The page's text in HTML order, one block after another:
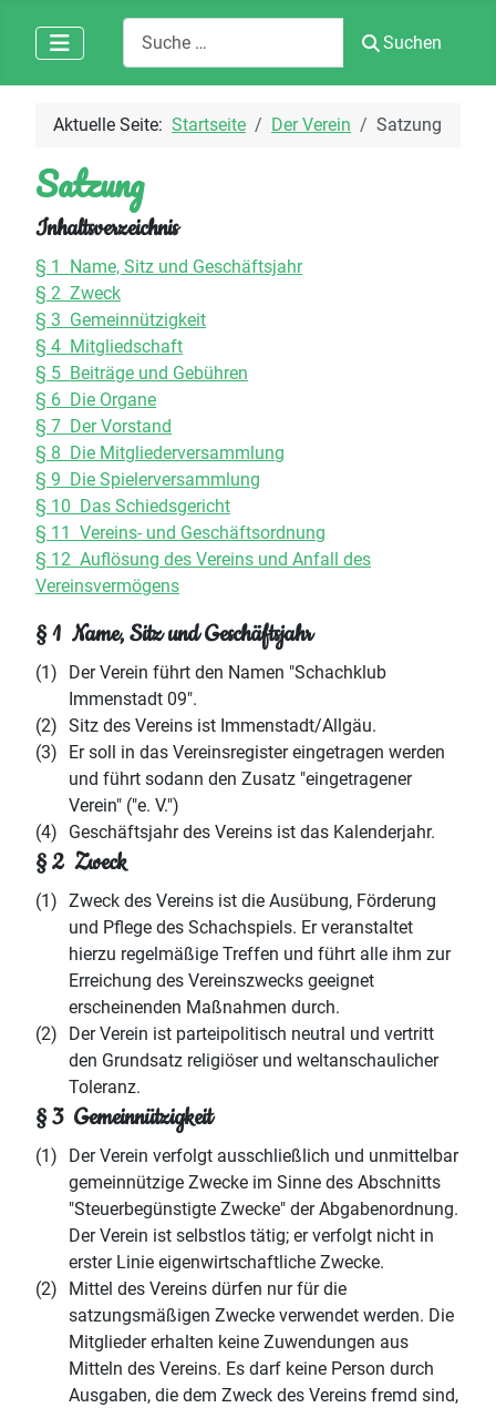
Suchen
Suchen
Aktuelle Seite: Startseite Der Verein Satzung
Satzung
Inhaltsverzeichnis
§ 1 Name, Sitz und Geschäftsjahr
§ 2 Zweck
§ 3 Gemeinnützigkeit
§ 4 Mitgliedschaft
§ 5 Beiträge und Gebühren
§ 6 Die Organe
§ 7 Der Vorstand
§ 8 Die Mitgliederversammlung
§ 9 Die Spielerversammlung
§ 10 Das Schiedsgericht
§ 11 Vereins- und Geschäftsordnung
§ 12 Auflösung des Vereins und Anfall des
Vereinsvermögens
§ 1 Name, Sitz und Geschäftsjahr
(1)
Der Verein führt den Namen "Schachklub
Immenstadt 09".
(2) Sitz des Vereins ist Immenstadt/Allgäu.
(3)
Er soll in das Vereinsregister eingetragen werden
und führt sodann den Zusatz "eingetragener
Verein" ("e. V.")
(4)
Geschäftsjahr des Vereins ist das Kalenderjahr.
§ 2 Zweck
(1) Zweck des Vereins ist die Ausübung, Förderung
und Pflege des Schachspiels. Er veranstaltet
hierzu regelmäßige Treffen und führt alle ihm zur
Erreichung des Vereinszwecks geeignet
erscheinenden Maßnahmen durch.
(2)
Der Verein ist parteipolitisch neutral und vertritt
den Grundsatz religiöser und weltanschaulicher
Toleranz.
§ 3 Gemeinnützigkeit
(1)
Der Verein verfolgt ausschließlich und unmittelbar
gemeinnützige Zwecke im Sinne des Abschnitts
"Steuerbegünstigte Zwecke" der Abgabenordnung.
Der Verein ist selbstlos tätig; er verfolgt nicht in
erster Linie eigenwirtschaftliche Zwecke.
(2)
Mittel des Vereins dürfen nur für die
satzungsmäßigen Zwecke verwendet werden. Die
Mitglieder erhalten keine Zuwendungen aus
Mitteln des Vereins. Es darf keine Person durch
Ausgaben, die dem Zweck des Vereins fremd sind,